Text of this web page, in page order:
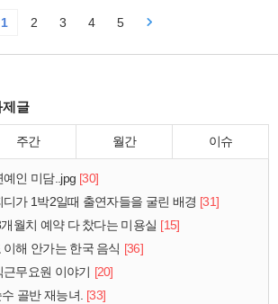
1 2 3 4 5
제글
주간 월간 이슈
예인 미담..jpg [30]
디가 1박2일때 출연자들을 굴린 배경 [31]
월치 예약 다 찼다는 미용실 [15]
이해 안가는 한국 음식 [36]
근무요원 이야기 [20]
수 골반 재능녀. [33]